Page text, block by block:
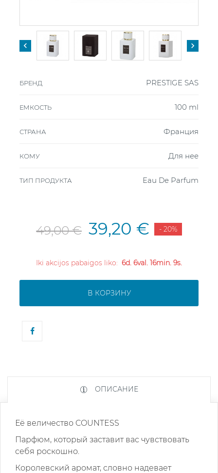
 
БРЕНД PRESTIGE SAS
ЕМКОСТЬ 100 ml
СТРАНА Франция
КОМУ Для нее
ТИП ПРОДУКТА Eau De Parfum
49,00 € 39,20 € - 20%
Iki akcijos pabaigos liko: 6d. 6val. 16min. 8s.
В КОРЗИНУ
ОПИСАНИЕ
Её величество COUNTESS
Парфюм, который заставит вас чувствовать
себя роскошно.
Королевский аромат, словно надевает